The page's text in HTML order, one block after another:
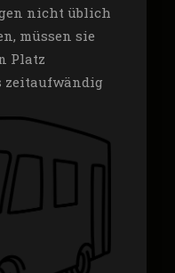
nicht üblich
müssen sie
Platz
zeitaufwändig